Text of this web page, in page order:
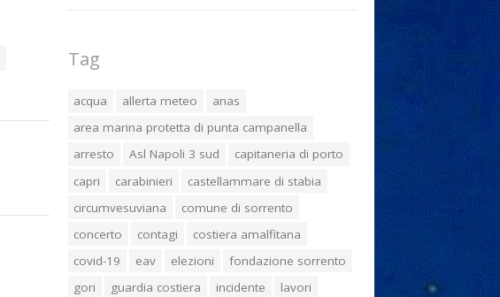
Tag
acqua allerta meteo
anas
area marina protetta di punta campanella
arresto
Asl Napoli 3 sud
capitaneria di porto
capri
carabinieri
castellammare di stabia
circumvesuviana
comune di sorrento
concerto
contagi
costiera amalfitana
covid-19
eav elezioni
fondazione sorrento
gori
guardia costiera incidente
lavori